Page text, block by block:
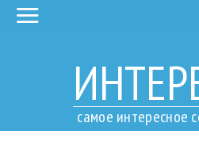
самое интересное